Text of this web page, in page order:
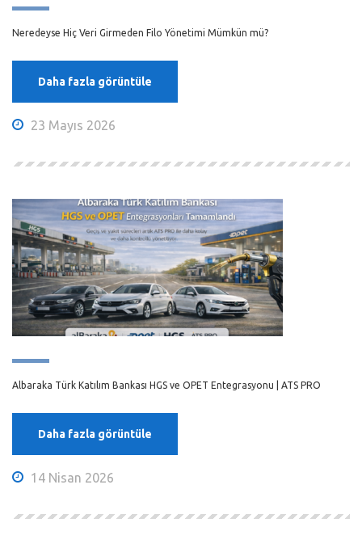
Neredeyse Hiç Veri Girmeden Filo Yönetimi Mümkün mü?
Daha fazla görüntüle
23 Mayıs 2026
Albaraka Türk Katılım Bankası HGS ve OPET Entegrasyonu | ATS PRO
Daha fazla görüntüle
14 Nisan 2026